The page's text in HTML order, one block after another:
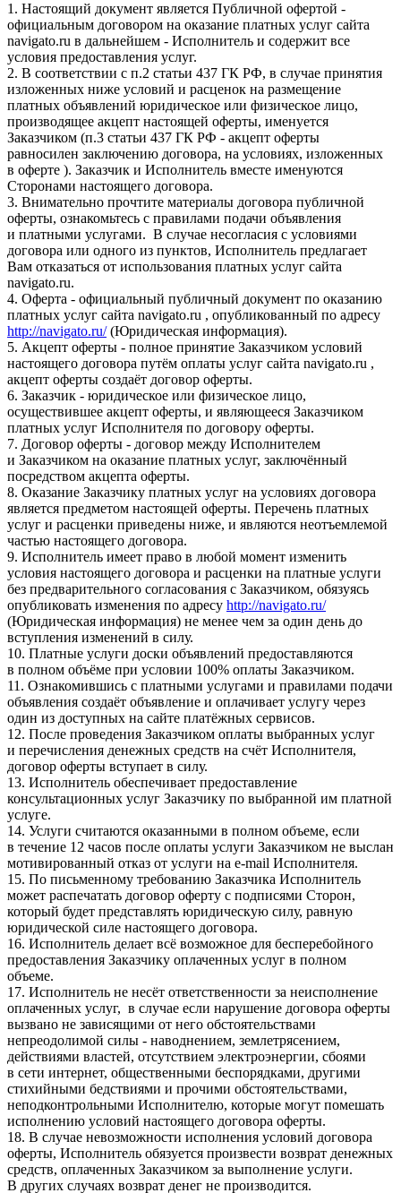
1. Настоящий документ является Публичной офертой -
официальным договором на оказание платных услуг сайта
navigato.ru в дальнейшем - Исполнитель и содержит все
условия предоставления услуг.
2. В соответствии с п.2 статьи 437 ГК РФ, в случае принятия
изложенных ниже условий и расценок на размещение
платных объявлений юридическое или физическое лицо,
производящее акцепт настоящей оферты, именуется
Заказчиком (п.3 статьи 437 ГК РФ - акцепт оферты
равносилен заключению договора, на условиях, изложенных
в оферте ). Заказчик и Исполнитель вместе именуются
Сторонами настоящего договора.
3. Внимательно прочтите материалы договора публичной
оферты, ознакомьтесь с правилами подачи объявления
и платными услугами. В случае несогласия с условиями
договора или одного из пунктов, Исполнитель предлагает
Вам отказаться от использования платных услуг сайта
navigato.ru.
4. Оферта - официальный публичный документ по оказанию
платных услуг сайта navigato.ru , опубликованный по адресу
http://navigato.ru/(Юридическая информация).
5. Акцепт оферты - полное принятие Заказчиком условий
настоящего договора путём оплаты услуг сайта navigato.ru ,
акцепт оферты создаёт договор оферты.
6. Заказчик - юридическое или физическое лицо,
осуществившее акцепт оферты, и являющееся Заказчиком
платных услуг Исполнителя по договору оферты.
7. Договор оферты - договор между Исполнителем
и Заказчиком на оказание платных услуг, заключённый
посредством акцепта оферты.
8. Оказание Заказчику платных услуг на условиях договора
является предметом настоящей оферты. Перечень платных
услуг и расценки приведены ниже, и являются неотъемлемой
частью настоящего договора.
9. Исполнитель имеет право в любой момент изменить
условия настоящего договора и расценки на платные услуги
без предварительного согласования с Заказчиком, обязуясь
опубликовать изменения по адресу http://navigato.ru/
(Юридическая информация) не менее чем за один день до
вступления изменений в силу.
10. Платные услуги доски объявлений предоставляются
в полном объёме при условии 100% оплаты Заказчиком.
11. Ознакомившись с платными услугами и правилами подачи
объявления создаёт объявление и оплачивает услугу через
один из доступных на сайте платёжных сервисов.
12. После проведения Заказчиком оплаты выбранных услуг
и перечисления денежных средств на счёт Исполнителя,
договор оферты вступает в силу.
13. Исполнитель обеспечивает предоставление
консультационных услуг Заказчику по выбранной им платной
услуге.
14. Услуги считаются оказанными в полном объеме, если
в течение 12 часов после оплаты услуги Заказчиком не выслан
мотивированный отказ от услуги на e-mail Исполнителя.
15. По письменному требованию Заказчика Исполнитель
может распечатать договор оферту с подписями Сторон,
который будет представлять юридическую силу, равную
юридической силе настоящего договора.
16. Исполнитель делает всё возможное для бесперебойного
предоставления Заказчику оплаченных услуг в полном
объеме.
17. Исполнитель не несёт ответственности за неисполнение
оплаченных услуг, в случае если нарушение договора оферты
вызвано не зависящими от него обстоятельствами
непреодолимой силы - наводнением, землетрясением,
действиями властей, отсутствием электроэнергии, сбоями
в сети интернет, общественными беспорядками, другими
стихийными бедствиями и прочими обстоятельствами,
неподконтрольными Исполнителю, которые могут помешать
исполнению условий настоящего договора оферты.
18. В случае невозможности исполнения условий договора
оферты, Исполнитель обязуется произвести возврат денежных
средств, оплаченных Заказчиком за выполнение услуги.
В других случаях возврат денег не производится.